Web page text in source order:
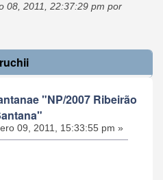
08, 2011, 22:37:29 pm por
"NP/2007 Ribeirão
09, 2011, 15:33:55 pm »